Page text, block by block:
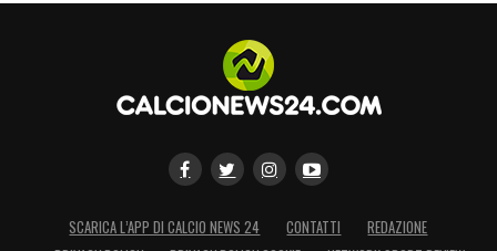
SCARICA L’APP DI CALCIO NEWS 24 CONTATTI
REDAZIONE